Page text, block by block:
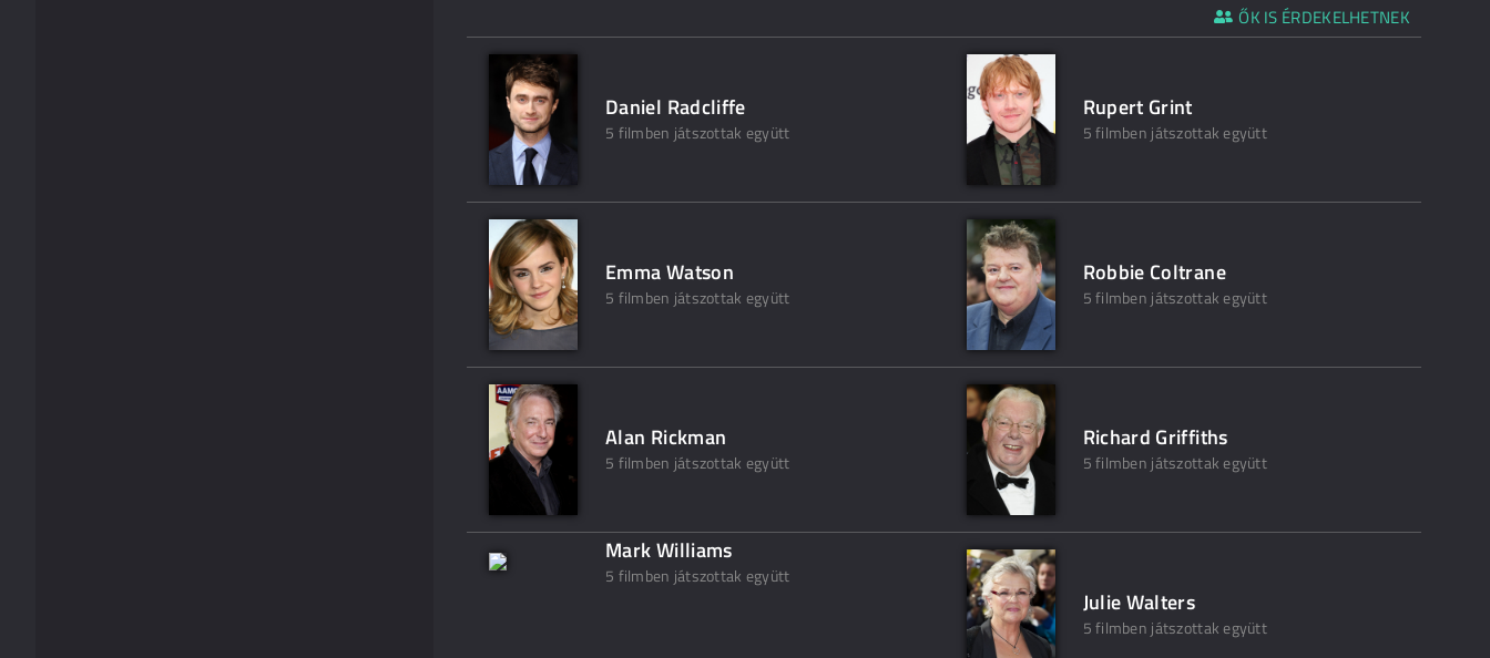
ŐK IS ÉRDEKELHETNEK
Daniel Radcliffe
5 filmben játszottak együtt
Rupert Grint
5 filmben játszottak együtt
Emma Watson
5 filmben játszottak együtt
Robbie Coltrane
5 filmben játszottak együtt
Alan Rickman
5 filmben játszottak együtt
Richard Griffiths
5 filmben játszottak együtt
Mark Williams
5 filmben játszottak együtt
Julie Walters
5 filmben játszottak együtt